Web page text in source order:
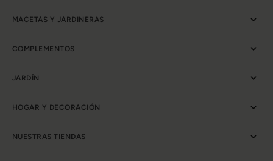
MACETAS Y JARDINERAS
COMPLEMENTOS
JARDÍN
HOGAR Y DECORACIÓN
NUESTRAS TIENDAS